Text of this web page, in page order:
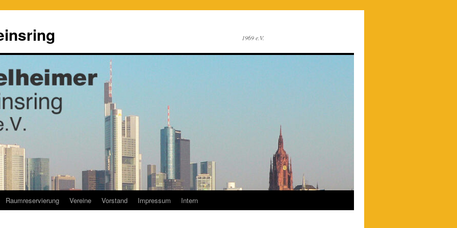
1969 e.V.
Raumreservierung Vereine Vorstand Impressum Intern